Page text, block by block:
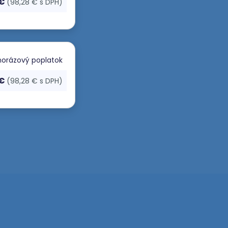
(98,28 € s DPH)
poplatok
(98,28 € s DPH)